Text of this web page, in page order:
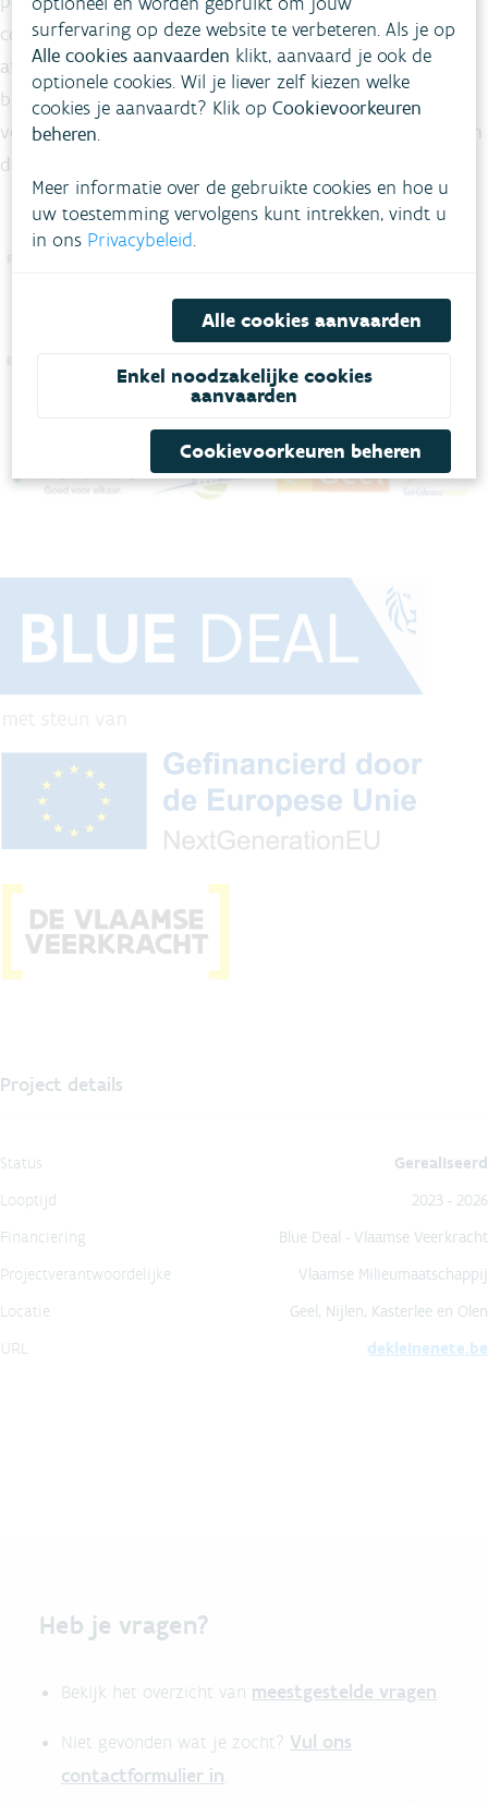
constructies en infrastructuur waar de financiering voor
afbraak ontbrak. Door verschillende kleinere projecten te
bundelen en centraal te coördineren, kon alles efficiënter
verlopen. Het initiatief was mogelijk dankzij middelen van
de Blue Deal.
Project details
Status
Gerealiseerd
Looptijd
2023 - 2026
Financiering
Blue Deal - Vlaamse Veerkracht
Projectverantwoordelijke
Vlaamse Milieumaatschappij
Locatie
Geel, Nijlen, Kasterlee en Olen
URL
dekleinenete.be
Heb je vragen?
Bekijk het overzicht van meestgestelde vragen.
Niet gevonden wat je zocht? Vul ons
contactformulier in.
surfervaring op deze website te verbeteren. Als je op
Alle cookies aanvaarden klikt, aanvaard je ook de
optionele cookies. Wil je liever zelf kiezen welke
cookies je aanvaardt? Klik opCookievoorkeuren
beheren.
Meer informatie over de gebruikte cookies en hoe u
uw toestemming vervolgens kunt intrekken, vindt u
in ons Privacybeleid.
Alle cookies aanvaarden
Enkel noodzakelijke cookies
aanvaarden
Cookievoorkeuren beheren